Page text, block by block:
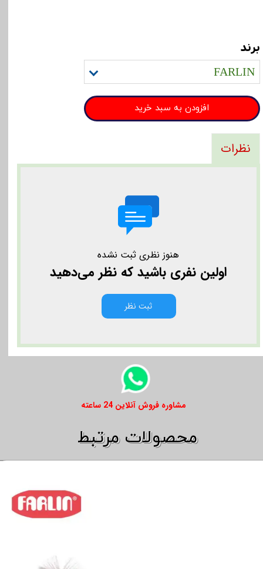
برند
FARLIN
افزودن به سبد خرید
نظرات
هنوز نظری ثبت نشده
اولین نفری باشید که نظر می‌دهید
ثبت نظر
​​مشاوره فروش آنلاین 24 ساعته
​​محصولات مرتبط